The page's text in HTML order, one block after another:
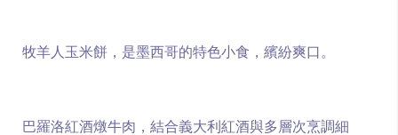
牧羊人玉米餅，是墨西哥的特色小食，繽紛爽口。
巴羅洛紅酒燉牛肉，結合義大利紅酒與多層次烹調細